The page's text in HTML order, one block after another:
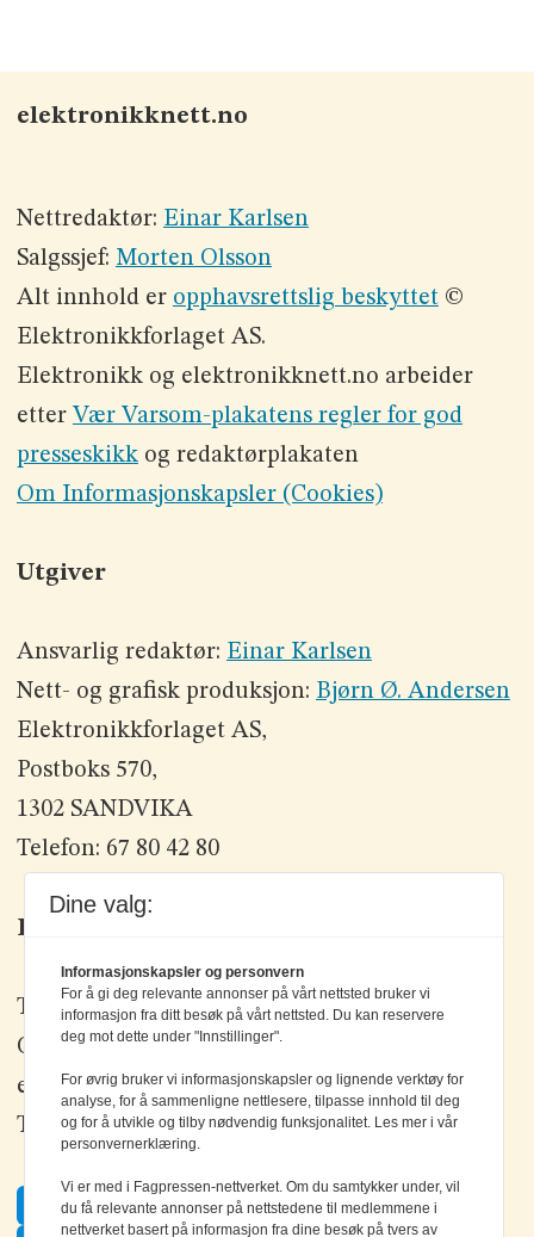
elektronikknett.no
Nettredaktør: Einar Karlsen
Salgssjef: Morten Olsson
Alt innhold er opphavsrettslig beskyttet©
Elektronikkforlaget AS.
Elektronikk og elektronikknett.no arbeider
etter Vær Varsom-plakatens regler for god
presseskikkog redaktørplakaten
Om Informasjonskapsler (Cookies)
Utgiver
Ansvarlig redaktør: Einar Karlsen
Nett- og grafisk produksjon: Bjørn Ø. Andersen
Elektronikkforlaget AS,
Postboks 570,
1302 SANDVIKA
Telefon: 67 80 42 80
Kontakt oss
Tlf: +47 67 80 42 80
Olav Brunborgs vei 6, 1396 Billingstad
epost: elektronikk@elektronikkforlaget.no
Tips oss:tips@elektronikkforlaget.no
Facebook
Dine valg:
Informasjonskapsler og personvern
For å gi deg relevante annonser på vårt nettsted bruker vi
informasjon fra ditt besøk på vårt nettsted. Du kan reservere
deg mot dette under "Innstillinger".
For øvrig bruker vi informasjonskapsler og lignende verktøy for
analyse, for å sammenligne nettlesere, tilpasse innhold til deg
og for å utvikle og tilby nødvendig funksjonalitet. Les mer i vår
personvernerklæring.
Vi er med i Fagpressen-nettverket. Om du samtykker under, vil
du få relevante annonser på nettstedene til medlemmene i
nettverket basert på informasjon fra dine besøk på tvers av